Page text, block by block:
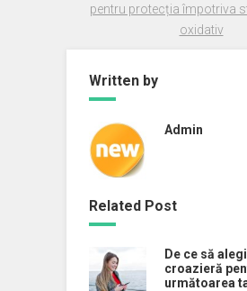
pentru protecția împotriva
oxidativ
Written by
Admin
Related Post
De ce să
croazieră
următoarea